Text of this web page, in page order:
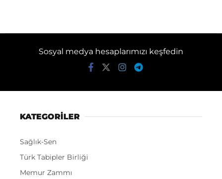
Sosyal medya hesaplarımızı keşfedin
KATEGORİLER
Sağlık-Sen
Türk Tabipler Birliği
Memur Zammı